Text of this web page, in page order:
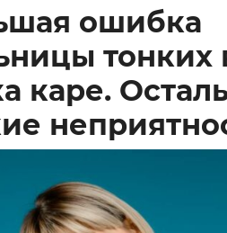
ошибка
тонких
каре.